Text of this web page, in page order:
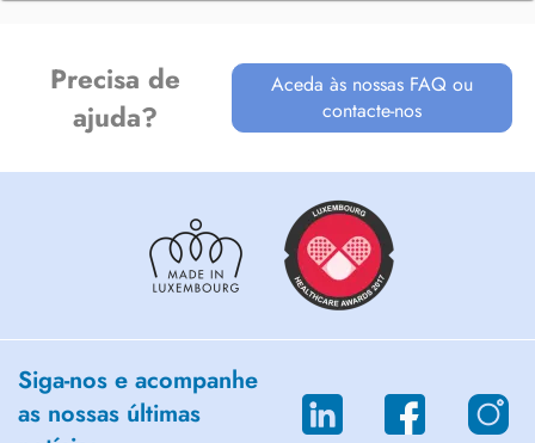
Precisa de
ajuda?
Aceda às nossas FAQ ou
contacte-nos
Siga-nos e acompanhe
as nossas últimas